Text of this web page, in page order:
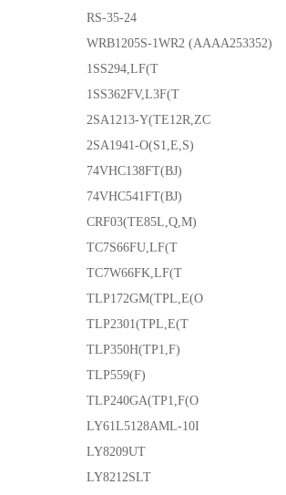
RS-35-24
WRB1205S-1WR2 (AAAA253352)
1SS294,LF(T
1SS362FV,L3F(T
2SA1213-Y(TE12R,ZC
2SA1941-O(S1,E,S)
74VHC138FT(BJ)
74VHC541FT(BJ)
CRF03(TE85L,Q,M)
TC7S66FU,LF(T
TC7W66FK,LF(T
TLP172GM(TPL,E(O
TLP2301(TPL,E(T
TLP350H(TP1,F)
TLP559(F)
TLP240GA(TP1,F(O
LY61L5128AML-10I
LY8209UT
LY8212SLT